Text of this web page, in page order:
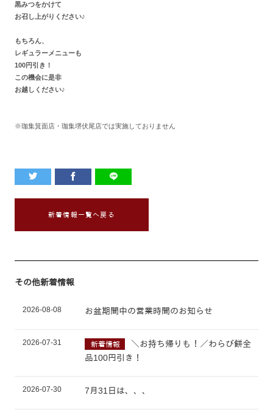
黒みつをかけて
お召し上がりください♪
もちろん、
レギュラーメニューも
100円引き！
この機会に是非
お越しください♪
※珈集箕面店・珈集堺伏尾店では実施しておりません
新着情報一覧へ戻る
その他新着情報
2026-08-08 お盆期間中の営業時間のお知らせ
2026-07-31 新着情報
＼お持ち帰りも！／わらび餅全
品100円引き！
2026-07-30 7月31日は、、、